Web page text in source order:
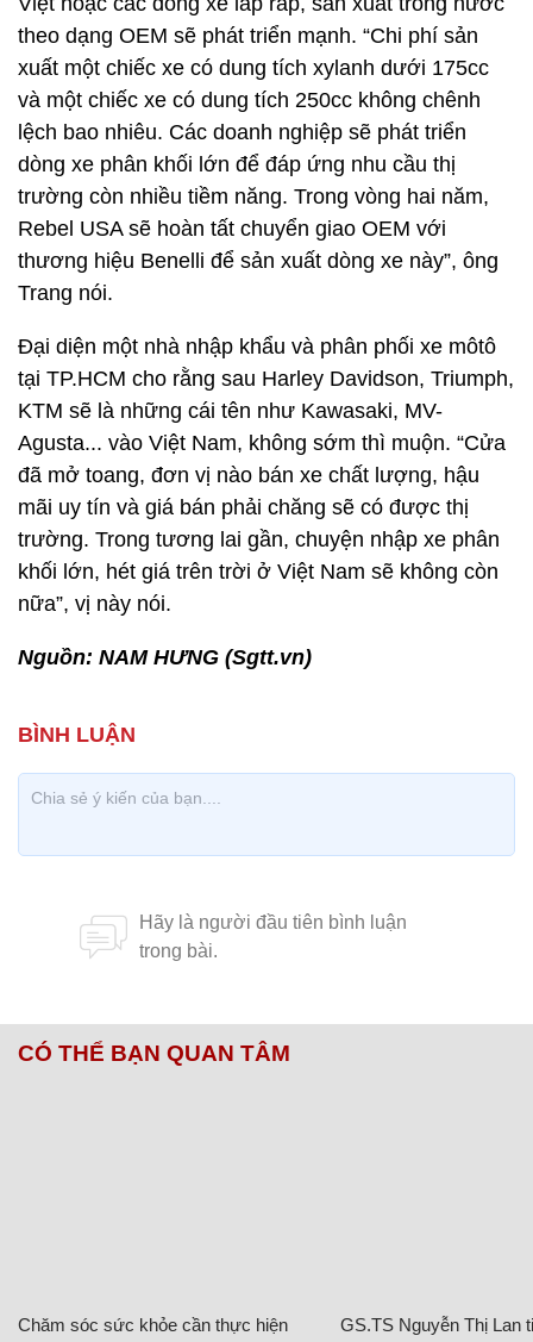
theo dạng OEM sẽ phát triển mạnh. “Chi phí sản
xuất một chiếc xe có dung tích xylanh dưới 175cc
và một chiếc xe có dung tích 250cc không chênh
lệch bao nhiêu. Các doanh nghiệp sẽ phát triển
dòng xe phân khối lớn để đáp ứng nhu cầu thị
trường còn nhiều tiềm năng. Trong vòng hai năm,
Rebel USA sẽ hoàn tất chuyển giao OEM với
thương hiệu Benelli để sản xuất dòng xe này”, ông
Trang nói.
Đại diện một nhà nhập khẩu và phân phối xe môtô
tại TP.HCM cho rằng sau Harley Davidson, Triumph,
KTM sẽ là những cái tên như Kawasaki, MV-
Agusta... vào Việt Nam, không sớm thì muộn. “Cửa
đã mở toang, đơn vị nào bán xe chất lượng, hậu
mãi uy tín và giá bán phải chăng sẽ có được thị
trường. Trong tương lai gần, chuyện nhập xe phân
khối lớn, hét giá trên trời ở Việt Nam sẽ không còn
nữa”, vị này nói.
Nguồn: NAM HƯNG (Sgtt.vn)
CÓ THỂ BẠN QUAN TÂM
Chăm sóc sức khỏe cần thực hiện
GS.TS Nguyễn Thị Lan